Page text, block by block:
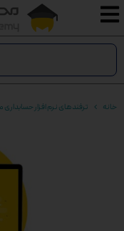
خانه ترفند های نرم افزار